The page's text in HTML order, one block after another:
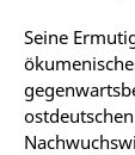
Seine